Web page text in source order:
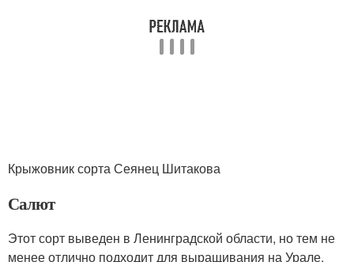
Крыжовник сорта Сеянец Шитакова
Салют
Этот сорт выведен в Ленинградской области, но тем не
менее отлично подходит для выращивания на Урале.